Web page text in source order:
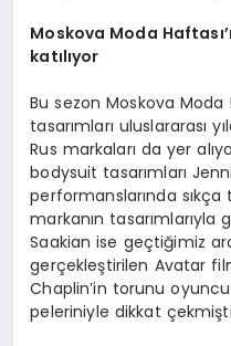
Moskova Moda
katılıyor
Bu sezon Moskova Moda
tasarımları uluslararası
Rus markaları da yer
bodysuit tasarımları
performanslarında
markanın tasarımlarıyla
Saakian ise geçtiğimiz
gerçekleştirilen Avatar
Chaplin’in torunu
peleriniyle dikkat